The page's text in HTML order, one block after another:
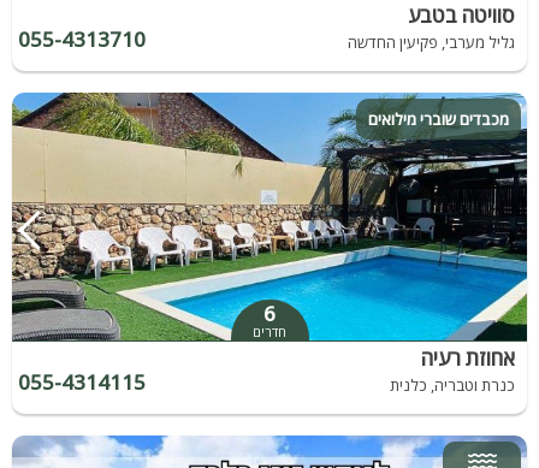
סוויטה בטבע
גליל מערבי, פקיעין החדשה 055-4313710
מכבדים שוברי מילואים
6
חדרים
אחוזת רעיה
כנרת וטבריה, כלנית 055-4314115